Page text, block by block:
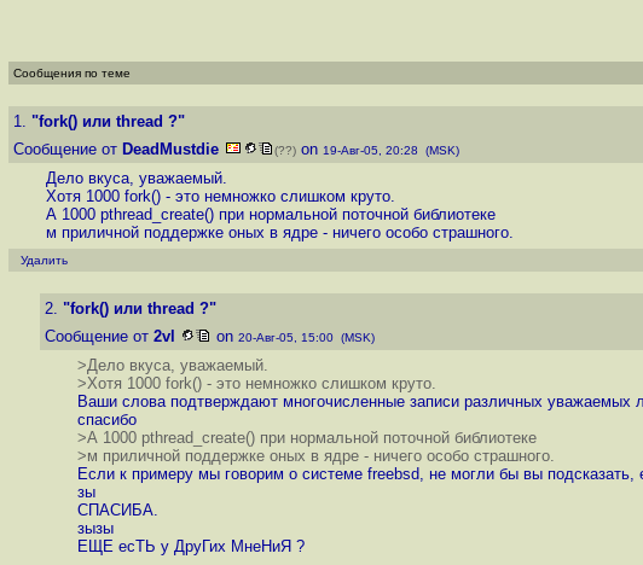
Сообщения по теме
1. "fork() или thread ?"
Сообщение от DeadMustdie (??) on 19-Авг-05, 20:28 (MSK)
Дело вкуса, уважаемый.
Хотя 1000 fork() - это немножко слишком круто.
А 1000 pthread_create() при нормальной поточной библиотеке
м приличной поддержке оных в ядре - ничего особо страшного.
Удалить
2. "fork() или thread ?"
Сообщение от 2vl on 20-Авг-05, 15:00 (MSK)
>Дело вкуса, уважаемый.
>Хотя 1000 fork() - это немножко слишком круто.
Ваши слова подтверждают многочисленные записи различных уважаемых
спасибо
>А 1000 pthread_create() при нормальной поточной библиотеке
>м приличной поддержке оных в ядре - ничего особо страшного.
Если к примеру мы говорим о системе freebsd, не могли бы вы
зы
СПАСИБА.
зызы
ЕЩЕ есТЬ у ДруГих МнеНиЯ ?